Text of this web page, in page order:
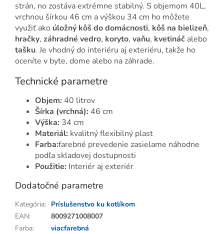
strán, no zostáva extrémne stabilný. S objemom 40L,
vrchnou šírkou 46 cm a výškou 34 cm ho môžete
využiť ako úložný kôš do domácnosti, kôš na bielizeň,
hračky, záhradné vedro, koryto, vaňu, kvetináč alebo
tašku. Je vhodný do interiéru aj exteriéru, takže ho
oceníte v byte, dome alebo na záhrade.
Technické parametre
Objem: 40 litrov
Šírka (vrchná): 46 cm
Výška: 34 cm
Materiál: kvalitný flexibilný plast
Farba:farebné prevedenie zasielame náhodne
podľa skladovej dostupnosti
Použitie: Interiér aj exteriér
Dodatočné parametre
Kategória: Príslušenstvo ku kotlíkom
EAN:
8009271008007
Farba:
viacfarebná